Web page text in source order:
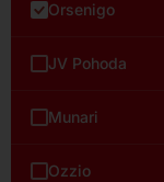
Orsenigo
JV Pohoda
Munari
Ozzio